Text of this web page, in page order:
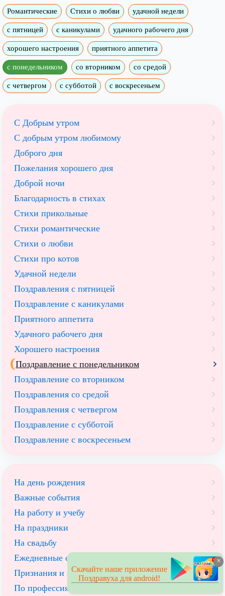
Романтические Стихи о любви удачной недели
c пятницей с каникулами удачного рабочего дня
хорошего настроения приятного аппетита
с понедельником со вторником со средой
с четвергом с субботой с воскресеньем
С Добрым утром
C добрым утром любимому
Доброго дня
Пожелания хорошего дня
Доброй ночи
Благодарность в стихах
Стихи прикольные
Стихи романтические
Стихи о любви
Стихи про котов
Удачной недели
Поздравления с пятницей
Поздравление с каникулами
Приятного аппетита
Удачного рабочего дня
Хорошего настроения
Поздравление с понедельником
Поздравление со вторником
Поздравления со средой
Поздравления с четвергом
Поздравление с субботой
Поздравление с воскресеньем
На день рождения
Важные события
На работу и учебу
На праздники
На свадьбу
Ежедневные стихи
Признания и предложения
По профессиям
×
Скачайте наше приложение
Поздравуха для android!